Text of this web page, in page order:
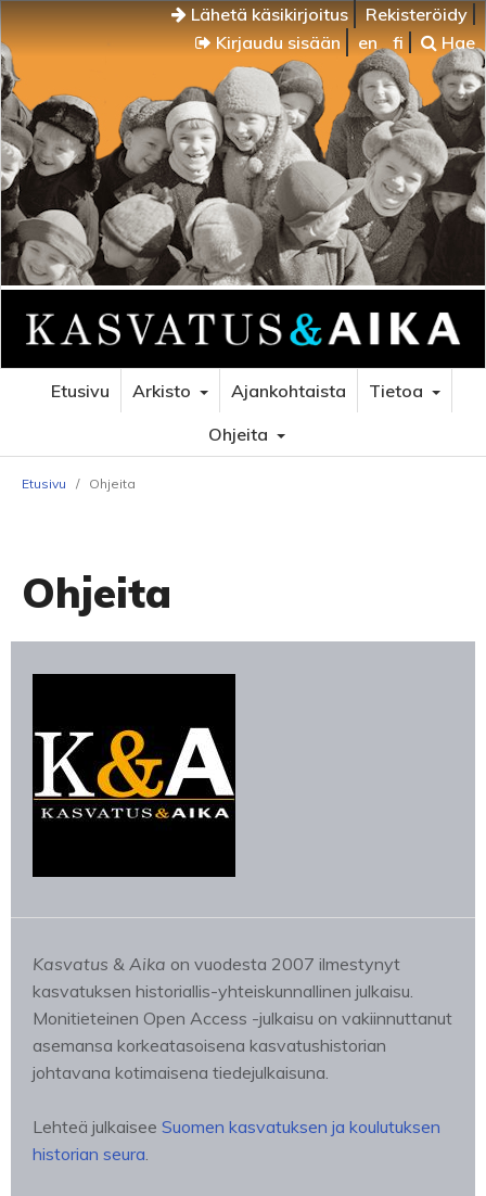
Lähetä käsikirjoitus
Rekisteröidy
Kirjaudu sisään
en fi Hae
Etusivu Arkisto Ajankohtaista
Tietoa
Ohjeita
Etusivu / Ohjeita
Ohjeita
Kasvatus & Aika on vuodesta 2007 ilmestynyt
kasvatuksen historiallis-yhteiskunnallinen julkaisu.
Monitieteinen Open Access -julkaisu on vakiinnuttanut
asemansa korkeatasoisena kasvatushistorian
johtavana kotimaisena tiedejulkaisuna.
Lehteä julkaisee Suomen kasvatuksen ja koulutuksen
historian seura.